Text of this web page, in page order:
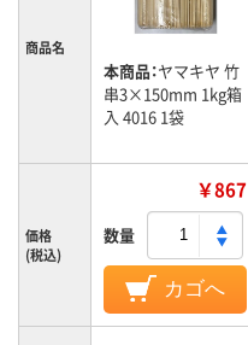
商品名
本商品：ヤマキヤ 竹
串3×150mm 1kg箱
入 4016 1袋
価格
(税込)
￥867
数量
カゴへ